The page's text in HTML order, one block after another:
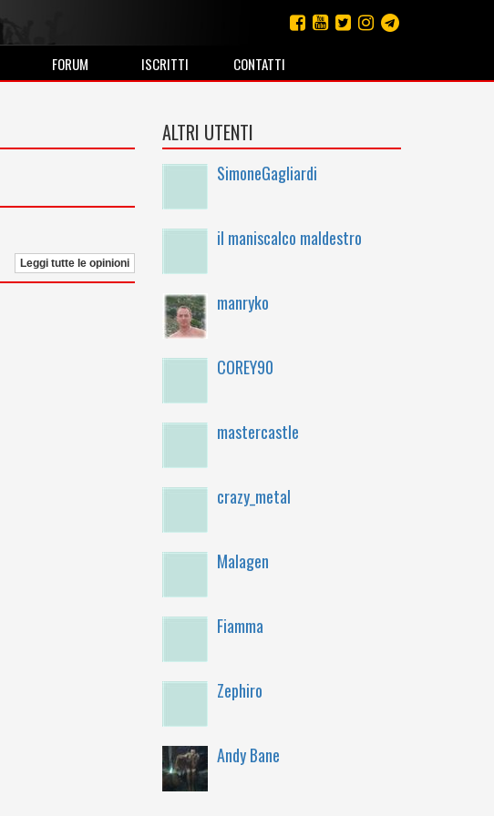
FORUM ISCRITTI CONTATTI
Leggi tutte le opinioni
ALTRI UTENTI
SimoneGagliardi
il maniscalco maldestro
manryko
COREY90
mastercastle
crazy_metal
Malagen
Fiamma
Zephiro
Andy Bane